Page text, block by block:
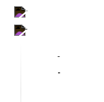
-
-
-
-